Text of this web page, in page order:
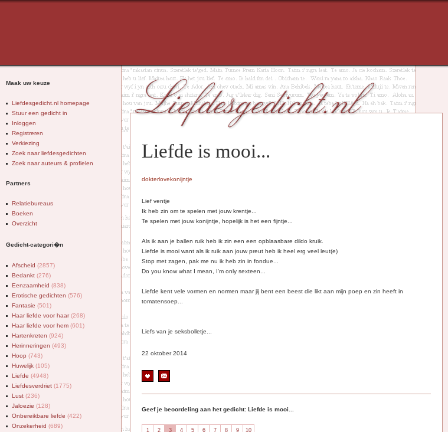
Liefde is mooi...
dokterlovekonijntje
Lief ventje
Ik heb zin om te spelen met jouw krentje...
Te spelen met jouw konijntje, hopelijk is het een fijntje...
Als ik aan je ballen ruik heb ik zin een een opblaasbare dildo kruik.
Liefde is mooi want als ik ruik aan jouw preut heb ik heel erg veel leut(e)
Stop met zagen, pak me nu ik heb zin in fondue...
Do you know what I mean, I'm only sexteen...
Liefde kent vele vormen en normen maar jij bent een beest die likt aan mijn poep en zin heeft in
tomatensoep...
Liefs van je seksbolletje...
22 oktober 2014
Geef je beoordeling aan het gedicht: Liefde is mooi...
Maak uw keuze
Liefdesgedicht.nl homepage
Stuur een gedicht in
Inloggen
Registreren
Verkiezing
Zoek naar liefdesgedichten
Zoek naar auteurs & profielen
Partners
Relatiebureaus
Boeken
Overzicht
Gedicht-categori�n
Afscheid (2857)
Bedankt (276)
Eenzaamheid (838)
Erotische gedichten (576)
Fantasie (501)
Haar liefde voor haar(268)
Haar liefde voor hem (601)
Hartenkreten (924)
Herinneringen (493)
Hoop (743)
Huwelijk (105)
Liefde (4948)
Liefdesverdriet (1775)
Lust (236)
Jaloezie (128)
Onbereikbare liefde (422)
Onzekerheid (689)